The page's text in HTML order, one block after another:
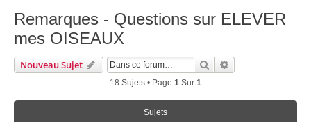
Remarques - Questions sur ELEVER
mes OISEAUX
Nouveau Sujet Rechercher
18 Sujets • Page 1 Sur 1
Sujets